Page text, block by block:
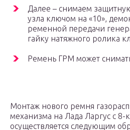
Далее – снимаем
узла ключом на «10»,
ременной передачи
гайку натяжного ролика
Ремень ГРМ может
Монтаж нового ремня
механизма на Лада Ларгус с
осуществляется следующим